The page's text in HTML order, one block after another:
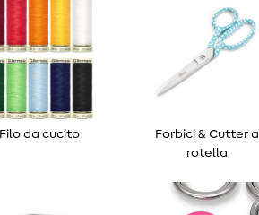
Filo da cucito
Forbici & Cutter a
rotella